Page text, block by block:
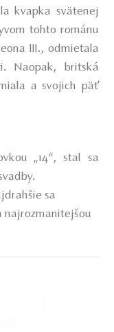
kvapka svätenej
tohto románu
III., odmietala
Naopak, britská
a svojich päť
„14“, stal sa
sa
najrozmanitejšou